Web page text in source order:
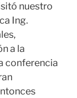
nuestro
Ing.
a la
conferencia